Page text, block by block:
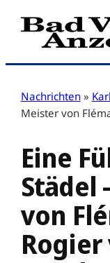
Zum
Inhalt
Nachrichten »
Meister von
Eine
Städel
von